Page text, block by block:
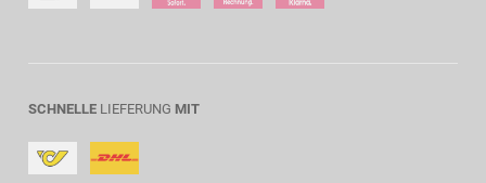
SCHNELLE LIEFERUNG MIT